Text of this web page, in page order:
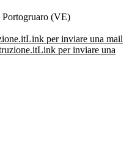
Portogruaro (VE)
Link per inviare una mail
Link per inviare una